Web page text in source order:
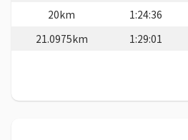
20km
1:24:36
21.0975km
1:29:01